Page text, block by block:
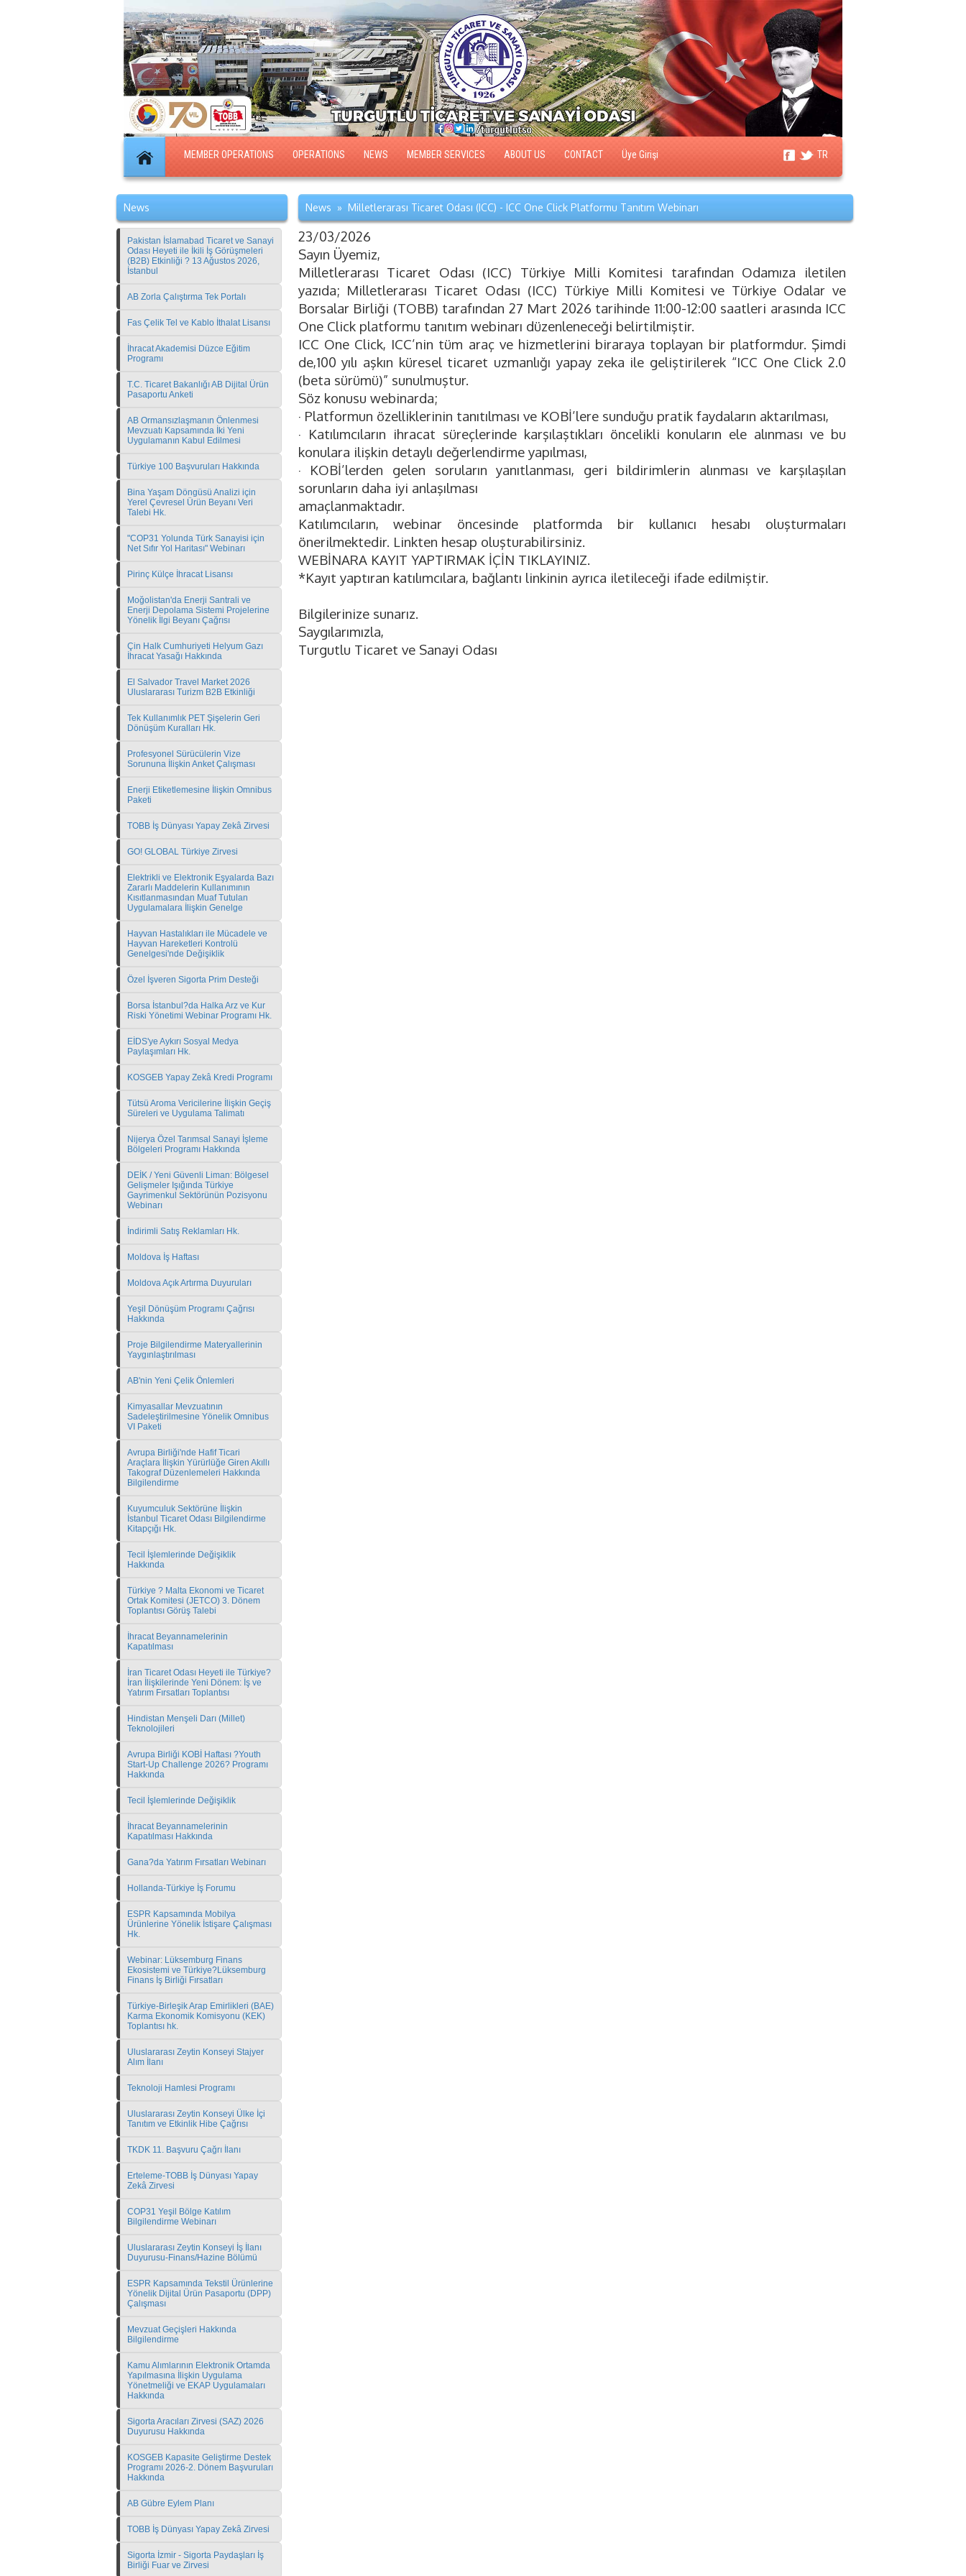
MEMBER OPERATIONS OPERATIONS NEWS MEMBER SERVICES ABOUT US CONTACT Üye Girişi TR
News
Pakistan İslamabad Ticaret ve Sanayi
Odası Heyeti ile İkili İş Görüşmeleri
(B2B) Etkinliği ? 13 Ağustos 2026,
İstanbul
AB Zorla Çalıştırma Tek Portalı
Fas Çelik Tel ve Kablo İthalat Lisansı
İhracat Akademisi Düzce Eğitim
Programı
T.C. Ticaret Bakanlığı AB Dijital Ürün
Pasaportu Anketi
AB Ormansızlaşmanın Önlenmesi
Mevzuatı Kapsamında İki Yeni
Uygulamanın Kabul Edilmesi
Türkiye 100 Başvuruları Hakkında
Bina Yaşam Döngüsü Analizi için
Yerel Çevresel Ürün Beyanı Veri
Talebi Hk.
"COP31 Yolunda Türk Sanayisi için
Net Sıfır Yol Haritası" Webinarı
Pirinç Külçe İhracat Lisansı
Moğolistan'da Enerji Santrali ve
Enerji Depolama Sistemi Projelerine
Yönelik İlgi Beyanı Çağrısı
Çin Halk Cumhuriyeti Helyum Gazı
İhracat Yasağı Hakkında
El Salvador Travel Market 2026
Uluslararası Turizm B2B Etkinliği
Tek Kullanımlık PET Şişelerin Geri
Dönüşüm Kuralları Hk.
Profesyonel Sürücülerin Vize
Sorununa İlişkin Anket Çalışması
Enerji Etiketlemesine İlişkin Omnibus
Paketi
TOBB İş Dünyası Yapay Zekâ Zirvesi
GO! GLOBAL Türkiye Zirvesi
Elektrikli ve Elektronik Eşyalarda Bazı
Zararlı Maddelerin Kullanımının
Kısıtlanmasından Muaf Tutulan
Uygulamalara İlişkin Genelge
Hayvan Hastalıkları ile Mücadele ve
Hayvan Hareketleri Kontrolü
Genelgesi'nde Değişiklik
Özel İşveren Sigorta Prim Desteği
Borsa İstanbul?da Halka Arz ve Kur
Riski Yönetimi Webinar Programı Hk.
EİDS'ye Aykırı Sosyal Medya
Paylaşımları Hk.
KOSGEB Yapay Zekâ Kredi Programı
Tütsü Aroma Vericilerine İlişkin Geçiş
Süreleri ve Uygulama Talimatı
Nijerya Özel Tarımsal Sanayi İşleme
Bölgeleri Programı Hakkında
DEİK / Yeni Güvenli Liman: Bölgesel
Gelişmeler Işığında Türkiye
Gayrimenkul Sektörünün Pozisyonu
Webinarı
İndirimli Satış Reklamları Hk.
Moldova İş Haftası
Moldova Açık Artırma Duyuruları
Yeşil Dönüşüm Programı Çağrısı
Hakkında
Proje Bilgilendirme Materyallerinin
Yaygınlaştırılması
AB'nin Yeni Çelik Önlemleri
Kimyasallar Mevzuatının
Sadeleştirilmesine Yönelik Omnibus
VI Paketi
Avrupa Birliği'nde Hafif Ticari
Araçlara İlişkin Yürürlüğe Giren Akıllı
Takograf Düzenlemeleri Hakkında
Bilgilendirme
Kuyumculuk Sektörüne İlişkin
İstanbul Ticaret Odası Bilgilendirme
Kitapçığı Hk.
Tecil İşlemlerinde Değişiklik
Hakkında
Türkiye ? Malta Ekonomi ve Ticaret
Ortak Komitesi (JETCO) 3. Dönem
Toplantısı Görüş Talebi
İhracat Beyannamelerinin
Kapatılması
İran Ticaret Odası Heyeti ile Türkiye?
İran İlişkilerinde Yeni Dönem: İş ve
Yatırım Fırsatları Toplantısı
Hindistan Menşeli Darı (Millet)
Teknolojileri
Avrupa Birliği KOBİ Haftası ?Youth
Start-Up Challenge 2026? Programı
Hakkında
Tecil İşlemlerinde Değişiklik
İhracat Beyannamelerinin
Kapatılması Hakkında
Gana?da Yatırım Fırsatları Webinarı
Hollanda-Türkiye İş Forumu
ESPR Kapsamında Mobilya
Ürünlerine Yönelik İstişare Çalışması
Hk.
Webinar: Lüksemburg Finans
Ekosistemi ve Türkiye?Lüksemburg
Finans İş Birliği Fırsatları
Türkiye-Birleşik Arap Emirlikleri (BAE)
Karma Ekonomik Komisyonu (KEK)
Toplantısı hk.
Uluslararası Zeytin Konseyi Stajyer
Alım İlanı
Teknoloji Hamlesi Programı
Uluslararası Zeytin Konseyi Ülke İçi
Tanıtım ve Etkinlik Hibe Çağrısı
TKDK 11. Başvuru Çağrı İlanı
Erteleme-TOBB İş Dünyası Yapay
Zekâ Zirvesi
COP31 Yeşil Bölge Katılım
Bilgilendirme Webinarı
Uluslararası Zeytin Konseyi İş İlanı
Duyurusu-Finans/Hazine Bölümü
ESPR Kapsamında Tekstil Ürünlerine
Yönelik Dijital Ürün Pasaportu (DPP)
Çalışması
Mevzuat Geçişleri Hakkında
Bilgilendirme
Kamu Alımlarının Elektronik Ortamda
Yapılmasına İlişkin Uygulama
Yönetmeliği ve EKAP Uygulamaları
Hakkında
Sigorta Aracıları Zirvesi (SAZ) 2026
Duyurusu Hakkında
KOSGEB Kapasite Geliştirme Destek
Programı 2026-2. Dönem Başvuruları
Hakkında
AB Gübre Eylem Planı
TOBB İş Dünyası Yapay Zekâ Zirvesi
Sigorta İzmir - Sigorta Paydaşları İş
Birliği Fuar ve Zirvesi
News » Milletlerarası Ticaret Odası (ICC) - ICC One Click Platformu Tanıtım Webinarı
23/03/2026
Sayın Üyemiz,
Milletlerarası Ticaret Odası (ICC) Türkiye Milli Komitesi tarafından Odamıza iletilen
yazıda; Milletlerarası Ticaret Odası (ICC) Türkiye Milli Komitesi ve Türkiye Odalar ve
Borsalar Birliği (TOBB) tarafından 27 Mart 2026 tarihinde 11:00-12:00 saatleri arasında ICC
One Click platformu tanıtım webinarı düzenleneceği belirtilmiştir.
ICC One Click, ICC’nin tüm araç ve hizmetlerini biraraya toplayan bir platformdur. Şimdi
de,100 yılı aşkın küresel ticaret uzmanlığı yapay zeka ile geliştirilerek “ICC One Click 2.0
(beta sürümü)” sunulmuştur.
Söz konusu webinarda;
· Platformun özelliklerinin tanıtılması ve KOBİ’lere sunduğu pratik faydaların aktarılması,
· Katılımcıların ihracat süreçlerinde karşılaştıkları öncelikli konuların ele alınması ve bu
konulara ilişkin detaylı değerlendirme yapılması,
· KOBİ’lerden gelen soruların yanıtlanması, geri bildirimlerin alınması ve karşılaşılan
sorunların daha iyi anlaşılması
amaçlanmaktadır.
Katılımcıların, webinar öncesinde platformda bir kullanıcı hesabı oluşturmaları
önerilmektedir. Linkten hesap oluşturabilirsiniz.
WEBİNARA KAYIT YAPTIRMAK İÇİN TIKLAYINIZ.
*Kayıt yaptıran katılımcılara, bağlantı linkinin ayrıca iletileceği ifade edilmiştir.
Bilgilerinize sunarız.
Saygılarımızla,
Turgutlu Ticaret ve Sanayi Odası